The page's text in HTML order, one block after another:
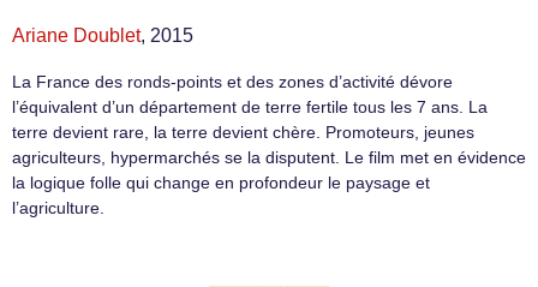
Ariane Doublet, 2015
La France des ronds-points et des zones d’activité dévore
l’équivalent d’un département de terre fertile tous les 7 ans. La
terre devient rare, la terre devient chère. Promoteurs, jeunes
agriculteurs, hypermarchés se la disputent. Le film met en évidence
la logique folle qui change en profondeur le paysage et
l’agriculture.